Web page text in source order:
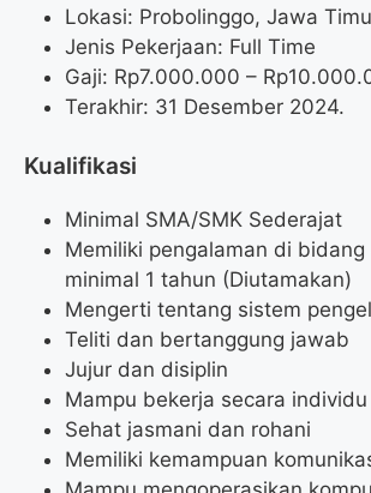
Lokasi: Probolinggo, Jawa
Jenis Pekerjaan: Full Time
Gaji: Rp7.000.000 – Rp
Terakhir: 31 Desember 2024.
Kualifikasi
Minimal SMA/SMK Sederajat
Memiliki pengalaman di bidang
minimal 1 tahun (Diutamakan)
Mengerti tentang sistem
Teliti dan bertanggung jawab
Jujur dan disiplin
Mampu bekerja secara
Sehat jasmani dan rohani
Memiliki kemampuan